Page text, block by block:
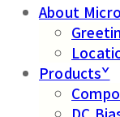
About
Productsˇ